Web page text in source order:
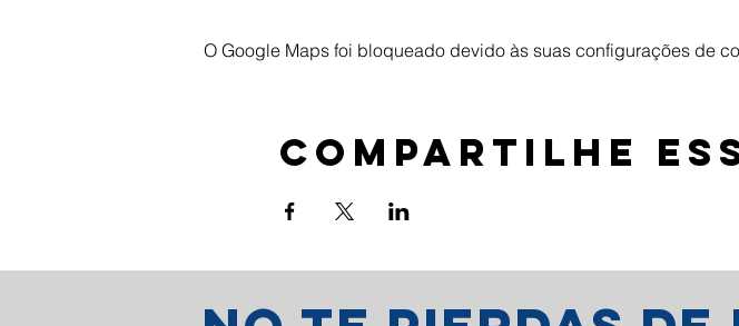
O Google Maps foi bloqueado devido às suas configurações de
Compartilhe